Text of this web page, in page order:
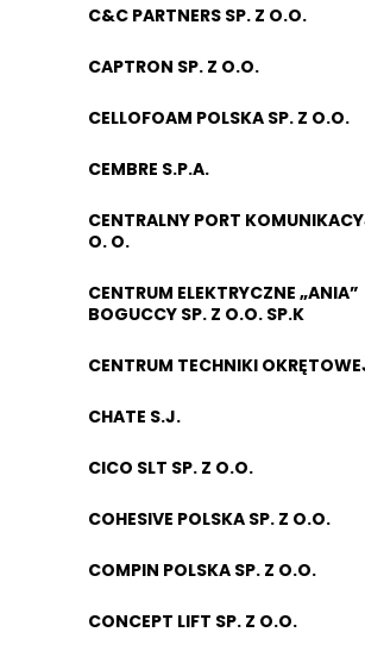
C&C PARTNERS SP. Z O.O.
CAPTRON SP. Z O.O.
CELLOFOAM POLSKA SP. Z O.O.
CEMBRE S.P.A.
CENTRALNY PORT
O. O.
CENTRUM ELEKTRYCZNE „ANIA”
BOGUCCY SP. Z O.O. SP.K
CENTRUM TECHNIKI
CHATE S.J.
CICO SLT SP. Z O.O.
COHESIVE POLSKA SP. Z O.O.
COMPIN POLSKA SP. Z O.O.
CONCEPT LIFT SP. Z O.O.